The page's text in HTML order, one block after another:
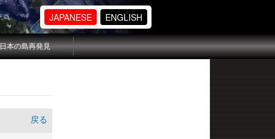
JAPANESE ENGLISH
日本の島再発見
戻る